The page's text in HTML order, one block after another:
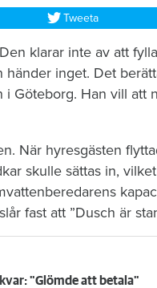
Tweeta
klarar inte av att
inget. Det
Göteborg. Han vill att
När hyresgästen
skulle sättas in,
fast att ”Dusch är
kvar: "Glömde att betala"